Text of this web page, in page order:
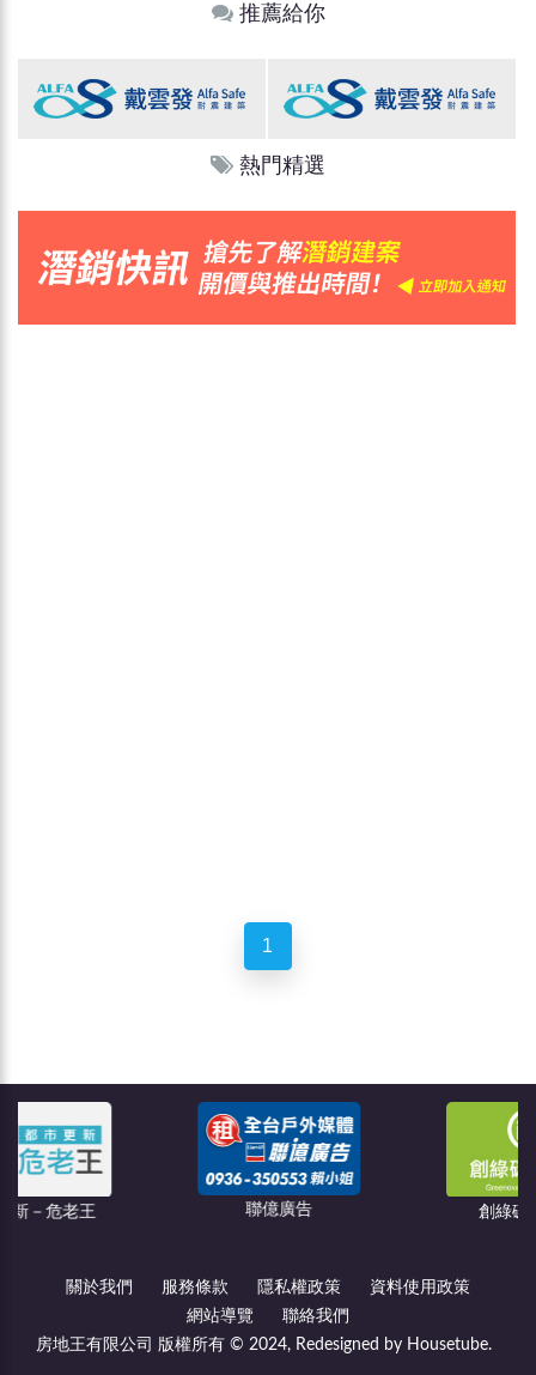
推薦給你
熱門精選
1
創綠碳權科技
關於我們 服務條款 隱私權政策
資料使用政策
網站導覽
聯絡我們
房地王有限公司 版權所有 © 2024, Redesigned by Housetube.